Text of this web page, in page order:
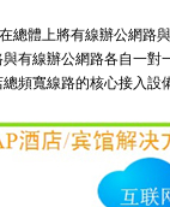
總體上將有線辦公網路
有線辦公網路各自一
頻寬線路的核心接入